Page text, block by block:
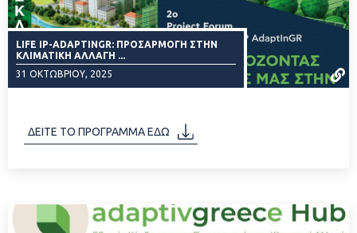
LIFE IP-ADAPTINGR: ΠΡΟΣΑΡΜΟΓΉ ΣΤΗΝ
ΚΛΙΜΑΤΙΚΉ ΑΛΛΑΓΉ ...
31 ΟΚΤΩΒΡΊΟΥ, 2025
ΔΕΙΤΕ ΤΟ ΠΡΟΓΡΑΜΜΑ ΕΔΩ